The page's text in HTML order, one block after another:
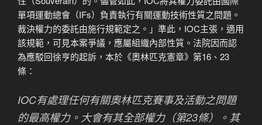
單項運動總會（IFs）負責執行有關運動技術性質之問題。
裁決權力的委託由施行規範定之。」準此，IOC主張，適用
該規範，可見本案爭議，應屬組織內部性質。法院因而認
為應駁回徐亨的起訴，本於《奧林匹克憲章》第16、23
條：
IOC有處理任何有關奧林匹克賽事及活動之問題
的最高權力。大會有其全部權力（第23條）。其